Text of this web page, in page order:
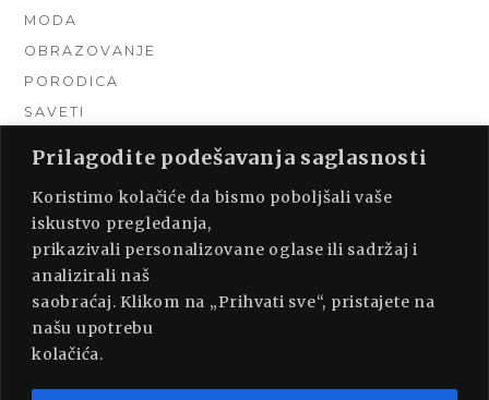
Prilagodite podešavanja saglasnosti
Koristimo kolačiće da bismo poboljšali vaše
iskustvo pregledanja,
prikazivali personalizovane oglase ili sadržaj i
analizirali naš
saobraćaj. Klikom na „Prihvati sve“, pristajete na
našu upotrebu
kolačića.
MODA
OBRAZOVANJE
PORODICA
SAVETI
TURIZAM
UNCATEGORIZED
URADI SAM
UREĐENJE DOMA
ZDRAVLJE